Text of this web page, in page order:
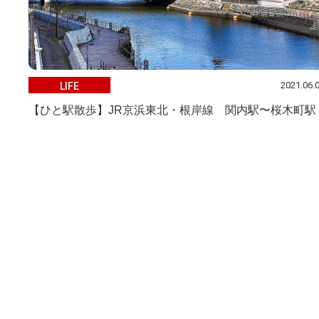
LIFE
【ひと駅散歩】JR京浜東北・根岸線 関内駅〜桜木町駅